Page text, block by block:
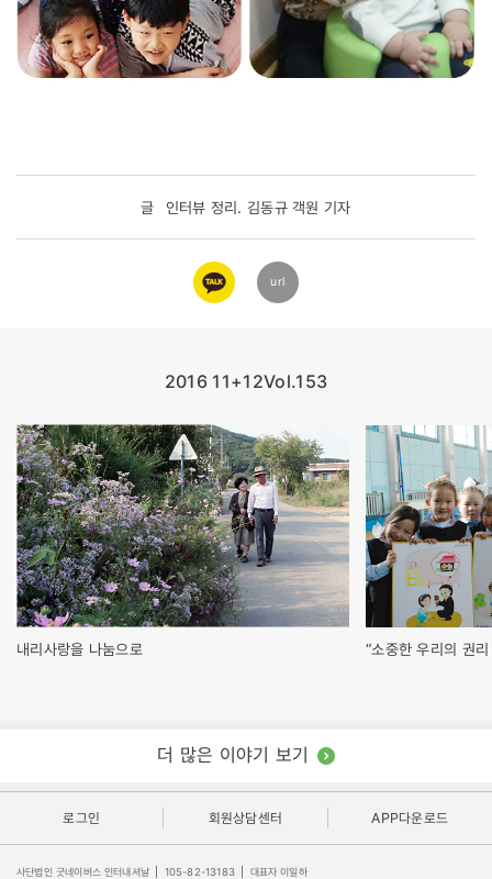
글 인터뷰 정리. 김동규 객원 기자
카카오
링크
url
2016 11+12Vol.153
내리사랑을 나눔으로 “소중한 우리의 권
더 많은 이야기 보기
로그인 회원상담센터 APP다운로드
사단법인 굿네이버스 인터내셔날 105-82-13183 대표자 이일하